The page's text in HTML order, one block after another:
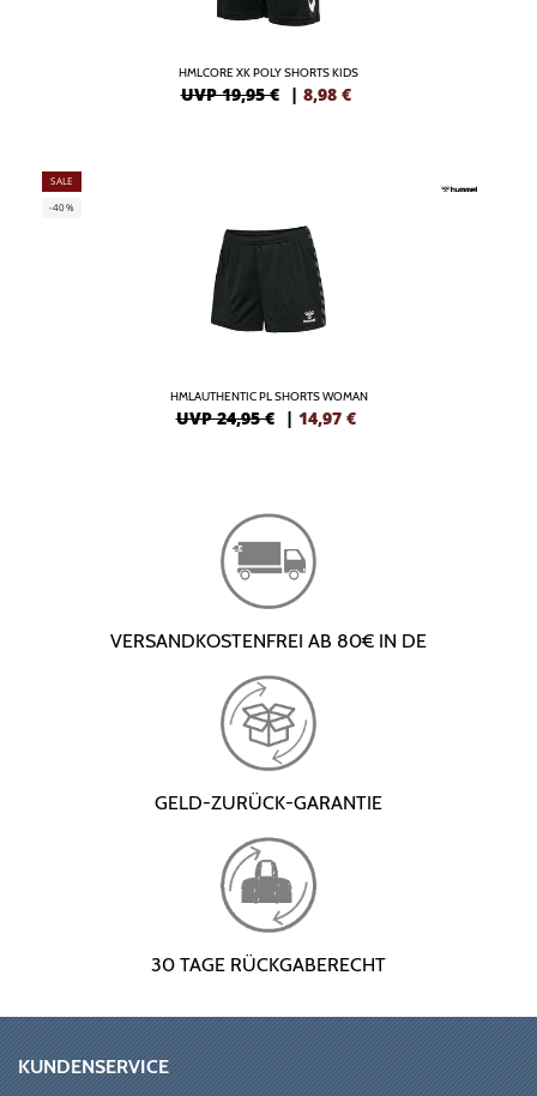
HMLCORE XK POLY SHORTS KIDS
UVP 19,95 € | 8,98 €
SALE
-40%
HMLAUTHENTIC PL SHORTS WOMAN
UVP 24,95 € | 14,97 €
VERSANDKOSTENFREI AB 80€ IN DE
GELD-ZURÜCK-GARANTIE
30 TAGE RÜCKGABERECHT
KUNDENSERVICE